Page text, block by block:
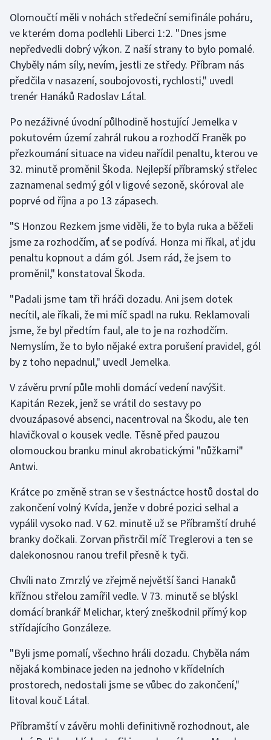
Jezdectví
Judo
Krasobruslení
Lezení
Lyže a snowboard
Moderní pětiboj
Motorsport
Parasport
Plavání
Plážový volejbal
Ragby
Rychlobruslení
Rychlostní kanoistika
Short track
Sportovní střelba
Triatlon
Veslování
Volejbal
Ostatní
Olomoučtí měli v nohách středeční semifinále poháru,
ve kterém doma podlehli Liberci 1:2. "Dnes jsme
nepředvedli dobrý výkon. Z naší strany to bylo pomalé.
Chyběly nám síly, nevím, jestli ze středy. Příbram nás
předčila v nasazení, soubojovosti, rychlosti," uvedl
trenér Hanáků Radoslav Látal.
Po nezáživné úvodní půlhodině hostující Jemelka v
pokutovém území zahrál rukou a rozhodčí Franěk po
přezkoumání situace na videu nařídil penaltu, kterou ve
32. minutě proměnil Škoda. Nejlepší příbramský střelec
zaznamenal sedmý gól v ligové sezoně, skóroval ale
poprvé od října a po 13 zápasech.
"S Honzou Rezkem jsme viděli, že to byla ruka a běželi
jsme za rozhodčím, ať se podívá. Honza mi říkal, ať jdu
penaltu kopnout a dám gól. Jsem rád, že jsem to
proměnil," konstatoval Škoda.
"Padali jsme tam tři hráči dozadu. Ani jsem dotek
necítil, ale říkali, že mi míč spadl na ruku. Reklamovali
jsme, že byl předtím faul, ale to je na rozhodčím.
Nemyslím, že to bylo nějaké extra porušení pravidel, gól
by z toho nepadnul," uvedl Jemelka.
V závěru první půle mohli domácí vedení navýšit.
Kapitán Rezek, jenž se vrátil do sestavy po
dvouzápasové absenci, nacentroval na Škodu, ale ten
hlavičkoval o kousek vedle. Těsně před pauzou
olomouckou branku minul akrobatickými "nůžkami"
Antwi.
Krátce po změně stran se v šestnáctce hostů dostal do
zakončení volný Kvída, jenže v dobré pozici selhal a
vypálil vysoko nad. V 62. minutě už se Příbramští druhé
branky dočkali. Zorvan přistrčil míč Treglerovi a ten se
dalekonosnou ranou trefil přesně k tyči.
Chvíli nato Zmrzlý ve zřejmě největší šanci Hanaků
křížnou střelou zamířil vedle. V 73. minutě se blýskl
domácí brankář Melichar, který zneškodnil přímý kop
střídajícího Gonzáleze.
"Byli jsme pomalí, všechno hráli dozadu. Chyběla nám
nějaká kombinace jeden na jednoho v křídelních
prostorech, nedostali jsme se vůbec do zakončení,"
litoval kouč Látal.
Příbramští v závěru mohli definitivně rozhodnout, ale